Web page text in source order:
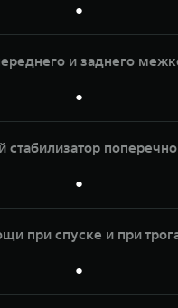
●
и заднего
●
●
при спуске и при
●